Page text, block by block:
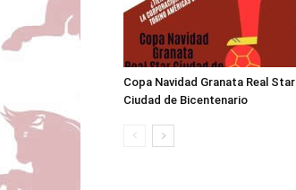
Copa Navidad Granata Real Star
Ciudad de Bicentenario